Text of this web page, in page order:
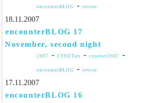
encounterBLOG - review
18.11.2007
encounterBLOG 17
November, second night
2007 - CYNETart - cynetart2007 -
encounterBLOG - review
17.11.2007
encounterBLOG 16